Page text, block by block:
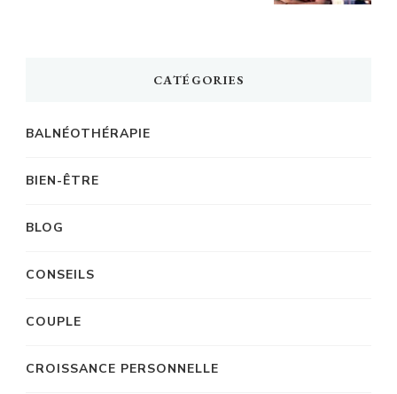
CATÉGORIES
BALNÉOTHÉRAPIE
BIEN-ÊTRE
BLOG
CONSEILS
COUPLE
CROISSANCE PERSONNELLE